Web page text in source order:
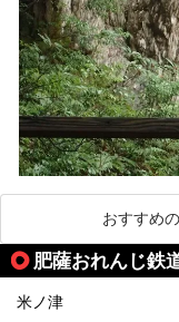
おすすめ
肥薩おれんじ鉄
米ノ津